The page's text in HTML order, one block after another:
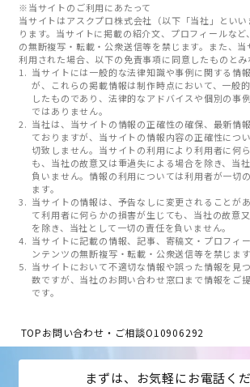
※当サイトのご利用にあたって
当サイトはアスクプロ株式会社（以下「当社」とい
ります。当サイトに掲載の紹介文、プロフィールなど
の無断複写・転載・公衆送信等を禁じます。また、
利用された場合、以下の免責事項に同意したものとみ
当サイトには一般的な法律知識や事例に関する情
が、これらの掲載情報は制作時点において、一般
したものであり、法律的なアドバイスや個別の事
ではありません。
当社は、当サイトの情報の正確性の確保、最新情
ておりますが、当サイトの情報内容の正確性につ
切致しません。当サイトの利用により利用者に何
も、当社の故意又は重過失による場合を除き、当
負いません。情報の利用については利用者が一切
ます。
当サイトの情報は、予告なしに変更されることが
て利用者に何らかの損害が生じても、当社の故意
を除き、当社として一切の責任を負いません。
当サイトに記載の情報、記事、寄稿文・プロフィ
ンテンツの無断複写・転載・公衆送信等を禁じます
当サイトにおいて不適切な情報や誤った情報を見
数ですが、当社のお問い合わせ窓口まで情報をご
です。
TOPお問い合わせ・ご相談O10906292
まずは、お気軽にお電話く